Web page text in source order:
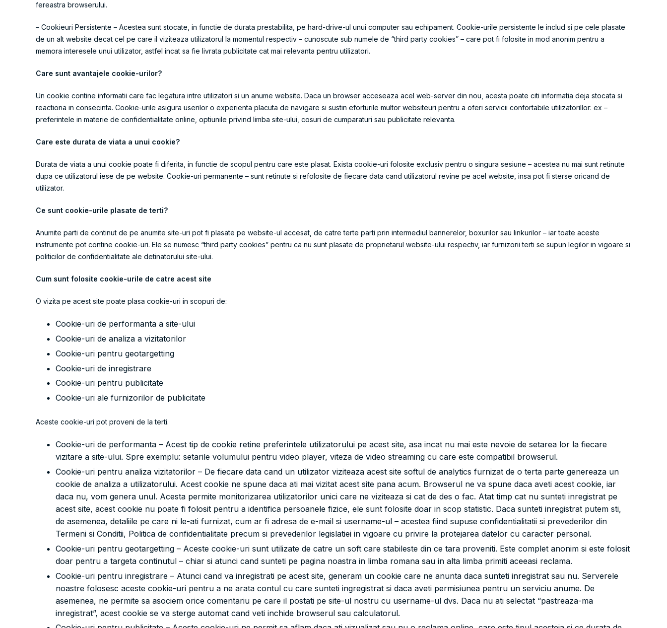
fereastra browserului.
– Cookieuri Persistente – Acestea sunt stocate, in functie de durata prestabilita, pe hard-drive-ul unui computer sau echipament. Cookie-urile persistente le includ si pe cele plasate
de un alt website decat cel pe care il viziteaza utilizatorul la momentul respectiv – cunoscute sub numele de “third party cookies” – care pot fi folosite in mod anonim pentru a
memora interesele unui utilizator, astfel incat sa fie livrata publicitate cat mai relevanta pentru utilizatori.
Care sunt avantajele cookie-urilor?
Un cookie contine informatii care fac legatura intre utilizatori si un anume website. Daca un browser acceseaza acel web-server din nou, acesta poate citi informatia deja stocata si
reactiona in consecinta. Cookie-urile asigura userilor o experienta placuta de navigare si sustin eforturile multor websiteuri pentru a oferi servicii confortabile utilizatorillor: ex –
preferintele in materie de confidentialitate online, optiunile privind limba site-ului, cosuri de cumparaturi sau publicitate relevanta.
Care este durata de viata a unui cookie?
Durata de viata a unui cookie poate fi diferita, in functie de scopul pentru care este plasat. Exista cookie-uri folosite exclusiv pentru o singura sesiune – acestea nu mai sunt retinute
dupa ce utilizatorul iese de pe website. Cookie-uri permanente – sunt retinute si refolosite de fiecare data cand utilizatorul revine pe acel website, insa pot fi sterse oricand de
utilizator.
Ce sunt cookie-urile plasate de terti?
Anumite parti de continut de pe anumite site-uri pot fi plasate pe website-ul accesat, de catre terte parti prin intermediul bannerelor, boxurilor sau linkurilor – iar toate aceste
instrumente pot contine cookie-uri. Ele se numesc “third party cookies” pentru ca nu sunt plasate de proprietarul website-ului respectiv, iar furnizorii terti se supun legilor in vigoare si
politicilor de confidentialitate ale detinatorului site-ului.
Cum sunt folosite cookie-urile de catre acest site
O vizita pe acest site poate plasa cookie-uri in scopuri de:
Cookie-uri de performanta a site-ului
Cookie-uri de analiza a vizitatorilor
Cookie-uri pentru geotargetting
Cookie-uri de inregistrare
Cookie-uri pentru publicitate
Cookie-uri ale furnizorilor de publicitate
Aceste cookie-uri pot proveni de la terti.
Cookie-uri de performanta – Acest tip de cookie retine preferintele utilizatorului pe acest site, asa incat nu mai este nevoie de setarea lor la fiecare
vizitare a site-ului. Spre exemplu: setarile volumului pentru video player, viteza de video streaming cu care este compatibil browserul.
Cookie-uri pentru analiza vizitatorilor – De fiecare data cand un utilizator viziteaza acest site softul de analytics furnizat de o terta parte genereaza un
cookie de analiza a utilizatorului. Acest cookie ne spune daca ati mai vizitat acest site pana acum. Browserul ne va spune daca aveti acest cookie, iar
daca nu, vom genera unul. Acesta permite monitorizarea utilizatorilor unici care ne viziteaza si cat de des o fac. Atat timp cat nu sunteti inregistrat pe
acest site, acest cookie nu poate fi folosit pentru a identifica persoanele fizice, ele sunt folosite doar in scop statistic. Daca sunteti inregistrat putem sti,
de asemenea, detaliile pe care ni le-ati furnizat, cum ar fi adresa de e-mail si username-ul – acestea fiind supuse confidentialitatii si prevederilor din
Termeni si Conditii, Politica de confidentialitate precum si prevederilor legislatiei in vigoare cu privire la protejarea datelor cu caracter personal.
Cookie-uri pentru geotargetting – Aceste cookie-uri sunt utilizate de catre un soft care stabileste din ce tara proveniti. Este complet anonim si este folosit
doar pentru a targeta continutul – chiar si atunci cand sunteti pe pagina noastra in limba romana sau in alta limba primiti aceeasi reclama.
Cookie-uri pentru inregistrare – Atunci cand va inregistrati pe acest site, generam un cookie care ne anunta daca sunteti inregistrat sau nu. Serverele
noastre folosesc aceste cookie-uri pentru a ne arata contul cu care sunteti ingregistrat si daca aveti permisiunea pentru un serviciu anume. De
asemenea, ne permite sa asociem orice comentariu pe care il postati pe site-ul nostru cu username-ul dvs. Daca nu ati selectat “pastreaza-ma
inregistrat”, acest cookie se va sterge automat cand veti inchide browserul sau calculatorul.